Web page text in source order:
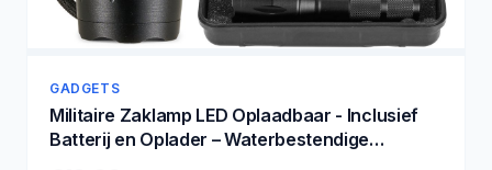
GADGETS
Militaire Zaklamp LED Oplaadbaar - Inclusief
Batterij en Oplader – Waterbestendige